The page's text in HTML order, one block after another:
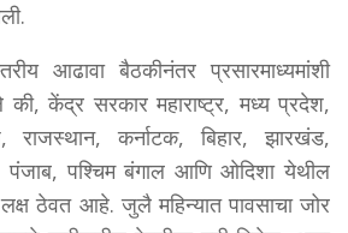
आढावा बैठकीनंतर प्रसारमाध्यमांशी
की, केंद्र सरकार महाराष्ट्र, मध्य प्रदेश,
राजस्थान, कर्नाटक, बिहार, झारखंड,
पश्चिम बंगाल आणि ओदिशा येथील
लक्ष ठेवत आहे. जुलै महिन्यात पावसाचा जोर